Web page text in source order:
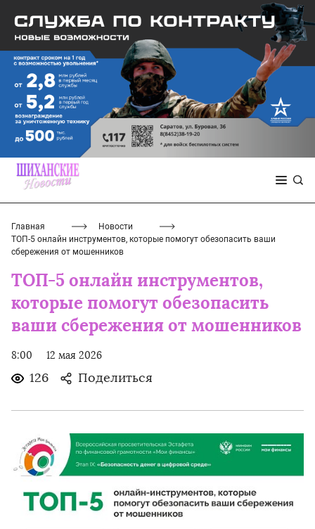
Главная
Новости
ТОП-5 онлайн инструментов, которые помогут обезопасить ваши
сбережения от мошенников
ТОП-5 онлайн инструментов,
которые помогут обезопасить
ваши сбережения от мошенников
8:00 12 мая 2026
126 Поделиться